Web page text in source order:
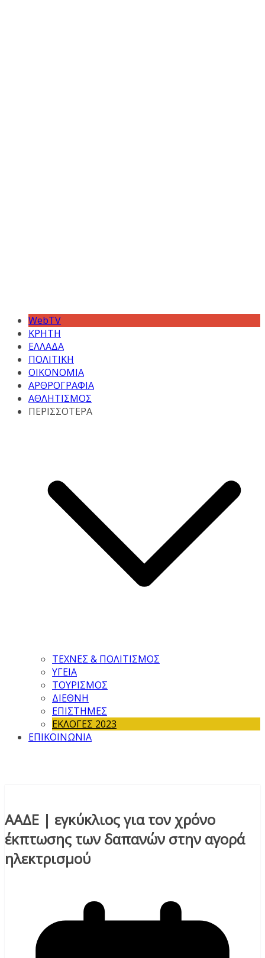
WebTV
ΚΡΗΤΗ
ΕΛΛΑΔΑ
ΠΟΛΙΤΙΚΗ
ΟΙΚΟΝΟΜΙΑ
ΑΡΘΡΟΓΡΑΦΙΑ
ΑΘΛΗΤΙΣΜΟΣ
ΠΕΡΙΣΣΟΤΕΡΑ
ΤΕΧΝΕΣ & ΠΟΛΙΤΙΣΜΟΣ
ΥΓΕΙΑ
ΤΟΥΡΙΣΜΟΣ
ΔΙΕΘΝΗ
ΕΠΙΣΤΗΜΕΣ
ΕΚΛΟΓΕΣ 2023
ΕΠΙΚΟΙΝΩΝΙΑ
ΑΑΔΕ | εγκύκλιος για τον χρόνο
έκπτωσης των δαπανών στην αγορά
ηλεκτρισμού